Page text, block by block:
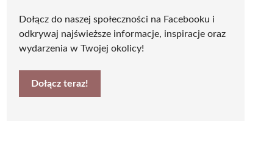
Dołącz do naszej społeczności na Facebooku i
odkrywaj najświeższe informacje, inspiracje oraz
wydarzenia w Twojej okolicy!
Dołącz teraz!